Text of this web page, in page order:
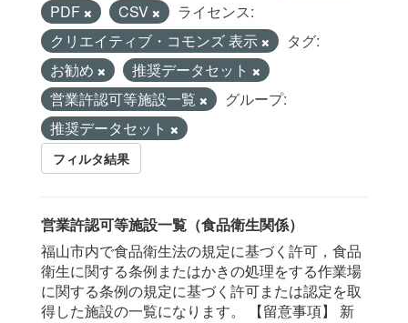
PDF
CSV
ライセンス:
クリエイティブ・コモンズ 表示
タグ:
お勧め
推奨データセット
営業許認可等施設一覧
グループ:
推奨データセット
フィルタ結果
営業許認可等施設一覧（食品衛生関係）
福山市内で食品衛生法の規定に基づく許可，食品
衛生に関する条例またはかきの処理をする作業場
に関する条例の規定に基づく許可または認定を取
得した施設の一覧になります。 【留意事項】 新